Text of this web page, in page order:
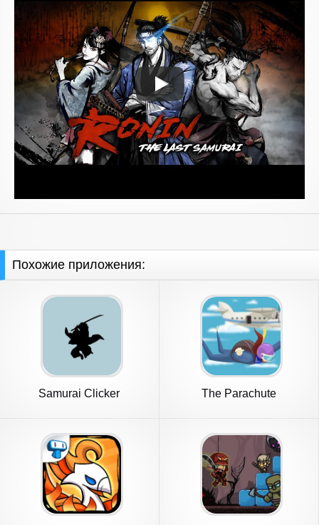
Похожие приложения:
Samurai Clicker The Parachute